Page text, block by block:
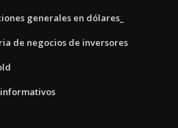
generales en dólares_
de negocios de inversores